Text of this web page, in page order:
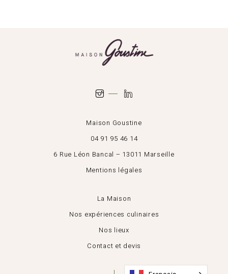
Maison Goustine
04 91 95 46 14
6 Rue Léon Bancal – 13011 Marseille
Mentions légales
La Maison
Nos expériences culinaires
Nos lieux
Contact et devis